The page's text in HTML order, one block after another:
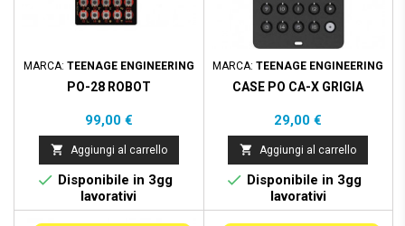
MARCA: TEENAGE ENGINEERING
PO-28 ROBOT
Prezzo
99,00 €
 Aggiungi al carrello
 Disponibile in 3gg
lavorativi
MARCA:TEENAGE ENGINEERING
CASE PO CA-X GRIGIA
Prezzo
29,00 €
 Aggiungi al carrello
 Disponibile in 3gg
lavorativi